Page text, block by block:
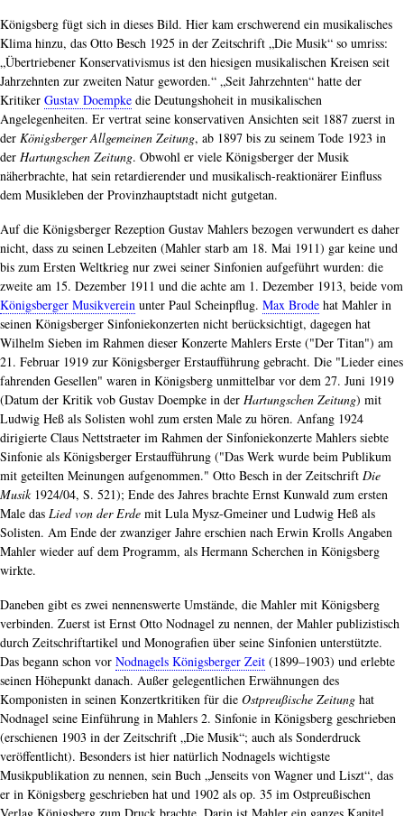
Königsberg fügt sich in dieses Bild. Hier kam erschwerend ein musikalisches
Klima hinzu, das Otto Besch 1925 in der Zeitschrift „Die Musik“ so umriss:
„Übertriebener Konservativismus ist den hiesigen musikalischen Kreisen seit
Jahrzehnten zur zweiten Natur geworden.“ „Seit Jahrzehnten“ hatte der
Kritiker Gustav Doempke die Deutungshoheit in musikalischen
Angelegenheiten. Er vertrat seine konservativen Ansichten seit 1887 zuerst in
der Königsberger Allgemeinen Zeitung, ab 1897 bis zu seinem Tode 1923 in
der Hartungschen Zeitung. Obwohl er viele Königsberger der Musik
näherbrachte, hat sein retardierender und musikalisch-reaktionärer Einfluss
dem Musikleben der Provinzhauptstadt nicht gutgetan.
Auf die Königsberger Rezeption Gustav Mahlers bezogen verwundert es daher
nicht, dass zu seinen Lebzeiten (Mahler starb am 18. Mai 1911) gar keine und
bis zum Ersten Weltkrieg nur zwei seiner Sinfonien aufgeführt wurden: die
zweite am 15. Dezember 1911 und die achte am 1. Dezember 1913, beide vom
Königsberger Musikverein unter Paul Scheinpflug. Max Brode hat Mahler in
seinen Königsberger Sinfoniekonzerten nicht berücksichtigt, dagegen hat
Wilhelm Sieben im Rahmen dieser Konzerte Mahlers Erste ("Der Titan") am
21. Februar 1919 zur Königsberger Erstaufführung gebracht. Die "Lieder eines
fahrenden Gesellen" waren in Königsberg unmittelbar vor dem 27. Juni 1919
(Datum der Kritik vob Gustav Doempke in der Hartungschen Zeitung) mit
Ludwig Heß als Solisten wohl zum ersten Male zu hören. Anfang 1924
dirigierte Claus Nettstraeter im Rahmen der Sinfoniekonzerte Mahlers siebte
Sinfonie als Königsberger Erstaufführung ("Das Werk wurde beim Publikum
mit geteilten Meinungen aufgenommen." Otto Besch in der Zeitschrift Die
Musik1924/04, S. 521); Ende des Jahres brachte Ernst Kunwald zum ersten
Male das Lied von der Erde mit Lula Mysz-Gmeiner und Ludwig Heß als
Solisten. Am Ende der zwanziger Jahre erschien nach Erwin Krolls Angaben
Mahler wieder auf dem Programm, als Hermann Scherchen in Königsberg
wirkte.
Daneben gibt es zwei nennenswerte Umstände, die Mahler mit Königsberg
verbinden. Zuerst ist Ernst Otto Nodnagel zu nennen, der Mahler publizistisch
durch Zeitschriftartikel und Monografien über seine Sinfonien unterstützte.
Das begann schon vor Nodnagels Königsberger Zeit (1899–1903) und erlebte
seinen Höhepunkt danach. Außer gelegentlichen Erwähnungen des
Komponisten in seinen Konzertkritiken für die Ostpreußische Zeitung hat
Nodnagel seine Einführung in Mahlers 2. Sinfonie in Königsberg geschrieben
(erschienen 1903 in der Zeitschrift „Die Musik“; auch als Sonderdruck
veröffentlicht). Besonders ist hier natürlich Nodnagels wichtigste
Musikpublikation zu nennen, sein Buch „Jenseits von Wagner und Liszt“, das
er in Königsberg geschrieben hat und 1902 als op. 35 im Ostpreußischen